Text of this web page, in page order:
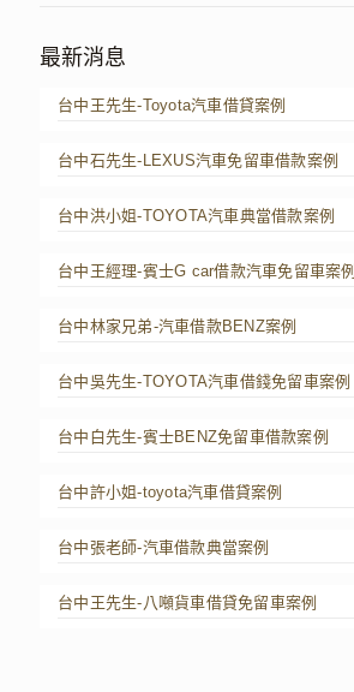
最新消息
台中王先生-Toyota汽車借貸案例
台中石先生-LEXUS汽車免留車借款案例
台中洪小姐-TOYOTA汽車典當借款案例
台中王經理-賓士G car借款汽車免留車案例
台中林家兄弟-汽車借款BENZ案例
台中吳先生-TOYOTA汽車借錢免留車案例
台中白先生-賓士BENZ免留車借款案例
台中許小姐-toyota汽車借貸案例
台中張老師-汽車借款典當案例
台中王先生-八噸貨車借貸免留車案例